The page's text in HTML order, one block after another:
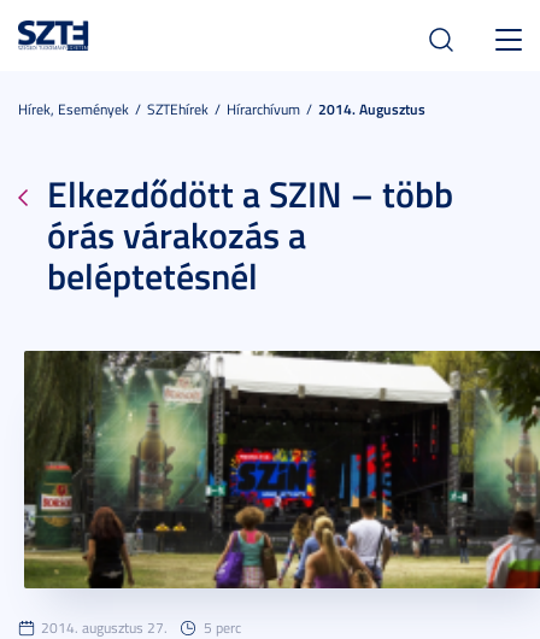
Hírek, Események SZTEhírek Hírarchívum 2014. Augusztus
Elkezdődött a SZIN – több
órás várakozás a
beléptetésnél
2014. augusztus 27. 5 perc